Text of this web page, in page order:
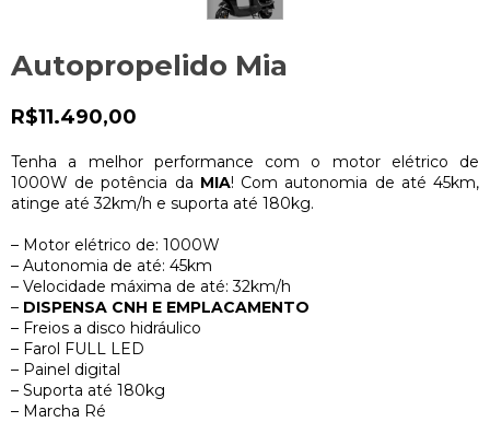
Autopropelido Mia
R$11.490,00
Tenha a melhor performance com o motor elétrico de
1000W de potência da MIA! Com autonomia de até 45km,
atinge até 32km/h e suporta até 180kg.
– Motor elétrico de: 1000W
– Autonomia de até: 45km
– Velocidade máxima de até: 32km/h
– DISPENSA CNH E EMPLACAMENTO
– Freios a disco hidráulico
– Farol FULL LED
– Painel digital
– Suporta até 180kg
– Marcha Ré